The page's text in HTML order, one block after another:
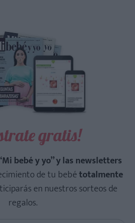
gratis!
bebé y yo” y las newsletters
de tu bebétotalmente
en nuestros sorteos de
regalos.